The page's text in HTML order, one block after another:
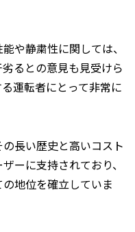
や静粛性に関しては、
るとの意見も見受けら
運転者にとって非常に
長い歴史と高いコスト
ーに支持されており、
地位を確立していま